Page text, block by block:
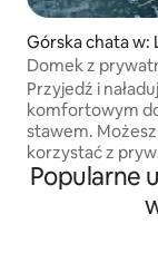
Górska chata w:
s-Corps-Saints
Domek z
Przyjedź i
komfortowym
stawem.
korzystać z
zapewni Ci
Doskonała
20 km od
Popularne